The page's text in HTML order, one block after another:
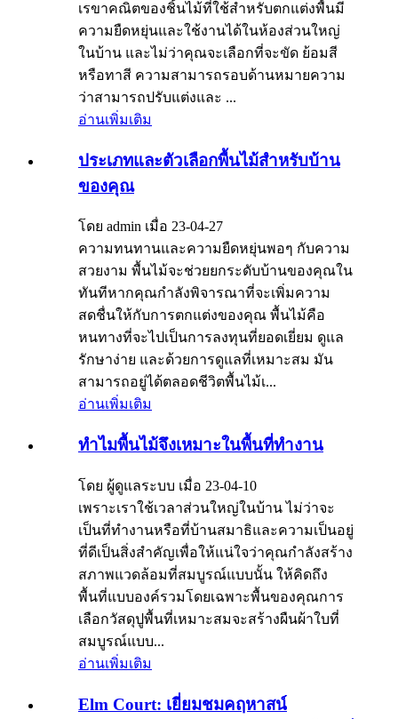
เรขาคณิตของชิ้นไม้ที่ใช้สำหรับตกแต่งพื้นมี
ความยืดหยุ่นและใช้งานได้ในห้องส่วนใหญ่
ในบ้าน และไม่ว่าคุณจะเลือกที่จะขัด ย้อมสี
หรือทาสี ความสามารถรอบด้านหมายความ
ว่าสามารถปรับแต่งและ ...
อ่านเพิ่มเติม
ประเภทและตัวเลือกพื้นไม้สำหรับบ้าน
ของคุณ
โดย admin เมื่อ 23-04-27
ความทนทานและความยืดหยุ่นพอๆ กับความ
สวยงาม พื้นไม้จะช่วยยกระดับบ้านของคุณใน
ทันทีหากคุณกำลังพิจารณาที่จะเพิ่มความ
สดชื่นให้กับการตกแต่งของคุณ พื้นไม้คือ
หนทางที่จะไปเป็นการลงทุนที่ยอดเยี่ยม ดูแล
รักษาง่าย และด้วยการดูแลที่เหมาะสม มัน
สามารถอยู่ได้ตลอดชีวิตพื้นไม้เ...
อ่านเพิ่มเติม
ทำไมพื้นไม้จึงเหมาะในพื้นที่ทำงาน
โดย ผู้ดูแลระบบ เมื่อ 23-04-10
เพราะเราใช้เวลาส่วนใหญ่ในบ้าน ไม่ว่าจะ
เป็นที่ทำงานหรือที่บ้านสมาธิและความเป็นอยู่
ที่ดีเป็นสิ่งสำคัญเพื่อให้แน่ใจว่าคุณกำลังสร้าง
สภาพแวดล้อมที่สมบูรณ์แบบนั้น ให้คิดถึง
พื้นที่แบบองค์รวมโดยเฉพาะพื้นของคุณการ
เลือกวัสดุปูพื้นที่เหมาะสมจะสร้างผืนผ้าใบที่
สมบูรณ์แบบ...
อ่านเพิ่มเติม
Elm Court: เยี่ยมชมคฤหาสน์